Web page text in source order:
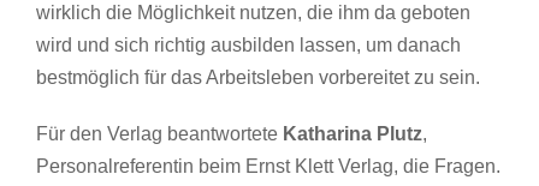
wirklich die Möglichkeit nutzen, die ihm da geboten
wird und sich richtig ausbilden lassen, um danach
bestmöglich für das Arbeitsleben vorbereitet zu sein.
Für den Verlag beantwortete Katharina Plutz,
Personalreferentin beim Ernst Klett Verlag, die Fragen.